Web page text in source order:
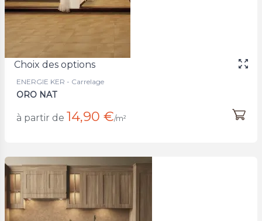
Choix des options
ENERGIE KER - Carrelage
ORO NAT
à partir de 14,90 €/m²